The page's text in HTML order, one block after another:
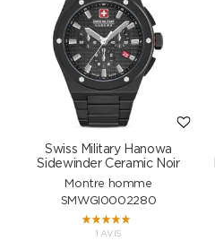
Swiss Military Hanowa
Sidewinder Ceramic Noir
Montre homme
SMWGI0002280
1 AVIS